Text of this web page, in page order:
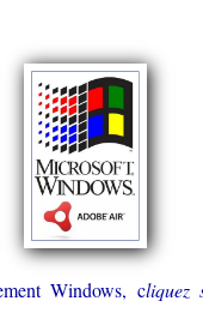
Windows, cliquez